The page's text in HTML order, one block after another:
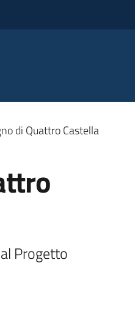
di Quattro Castella
Progetto